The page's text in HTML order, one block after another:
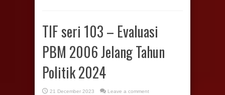
TIF seri 103 – Evaluasi
PBM 2006 Jelang Tahun
Politik 2024
21 December 2023
Leave a comment